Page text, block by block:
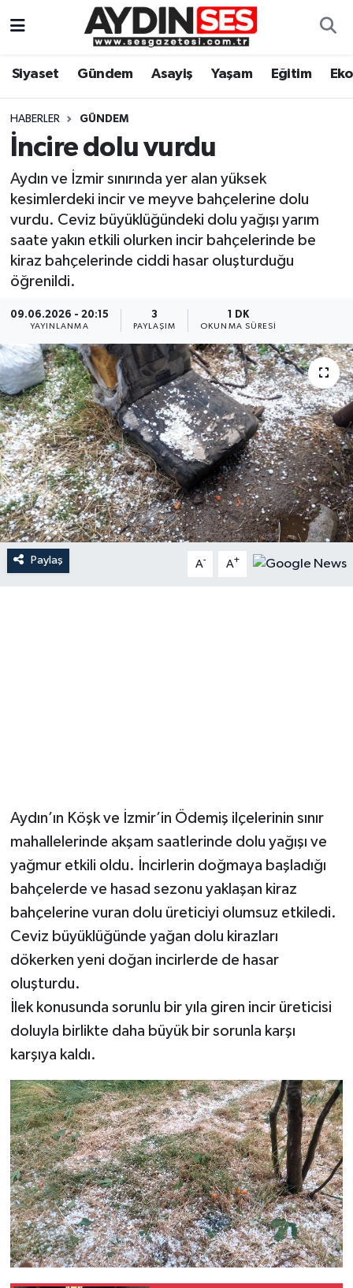
Siyaset Gündem Asayiş Yaşam Eğitim
HABERLER GÜNDEM
İncire dolu vurdu
Aydın ve İzmir sınırında yer alan yüksek
kesimlerdeki incir ve meyve bahçelerine dolu
vurdu. Ceviz büyüklüğündeki dolu yağışı yarım
saate yakın etkili olurken incir bahçelerinde be
kiraz bahçelerinde ciddi hasar oluşturduğu
öğrenildi.
09.06.2026 - 20:15
YAYINLANMA
3
PAYLAŞIM
1 DK
OKUNMA SÜRESI
Paylaş A- A+
Aydın’ın Köşk ve İzmir’in Ödemiş ilçelerinin sınır
mahallelerinde akşam saatlerinde dolu yağışı ve
yağmur etkili oldu. İncirlerin doğmaya başladığı
bahçelerde ve hasad sezonu yaklaşan kiraz
bahçelerine vuran dolu üreticiyi olumsuz etkiledi.
Ceviz büyüklüğünde yağan dolu kirazları
dökerken yeni doğan incirlerde de hasar
oluşturdu.
İlek konusunda sorunlu bir yıla giren incir üreticisi
doluyla birlikte daha büyük bir sorunla karşı
karşıya kaldı.
Gündem
Siyaset
Ekonomi
Yaşam
Eğitim
Spor
Aydın Hava Durumu
Aydin Namaz Vakitleri
Aydın Trafik Yoğunluk Haritası
Süper Lig Puan Durumu ve Fikstür
Tüm Manşetler
Haber Arşivi